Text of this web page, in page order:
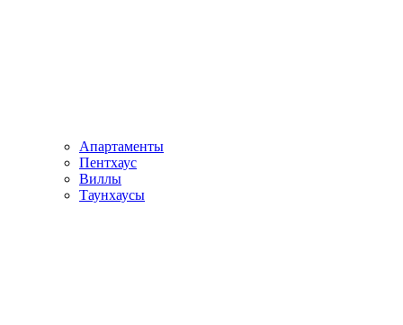
Апартаменты
Пентхаус
Виллы
Таунхаусы